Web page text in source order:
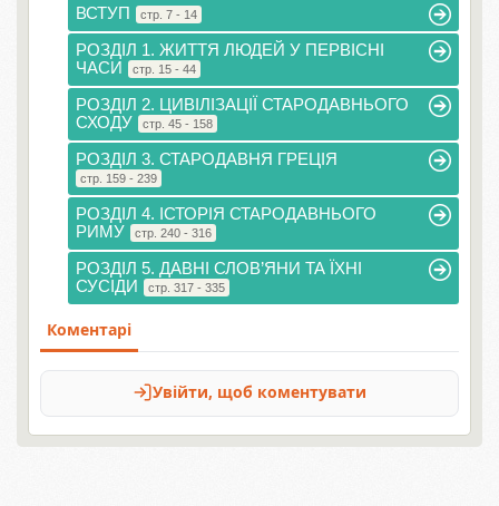
ВСТУП стр. 7 - 14
РОЗДІЛ 1. ЖИТТЯ ЛЮДЕЙ У ПЕРВІСНІ
ЧАСИ
стр. 15 - 44
РОЗДІЛ 2. ЦИВІЛІЗАЦІЇ СТАРОДАВНЬОГО
СХОДУ
стр. 45 - 158
РОЗДІЛ 3. СТАРОДАВНЯ ГРЕЦІЯ
стр. 159 - 239
РОЗДІЛ 4. ІСТОРІЯ СТАРОДАВНЬОГО
РИМУ
стр. 240 - 316
РОЗДІЛ 5. ДАВНІ СЛОВ’ЯНИ ТА ЇХНІ
СУСІДИ
стр. 317 - 335